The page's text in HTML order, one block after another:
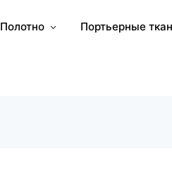
Полотно Портьерные